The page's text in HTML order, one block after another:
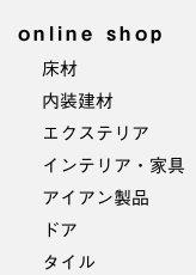
online shop
床材
内装建材
エクステリア
インテリア・家具
アイアン製品
ドア
タイル